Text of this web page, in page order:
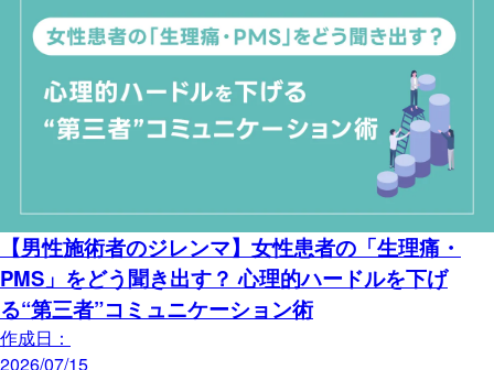
【男性施術者のジレンマ】女性患者の「生理痛・
PMS」をどう聞き出す？ 心理的ハードルを下げ
る“第三者”コミュニケーション術
作成日：
2026/07/15